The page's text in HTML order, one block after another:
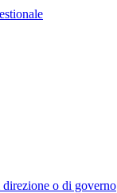
o di governo